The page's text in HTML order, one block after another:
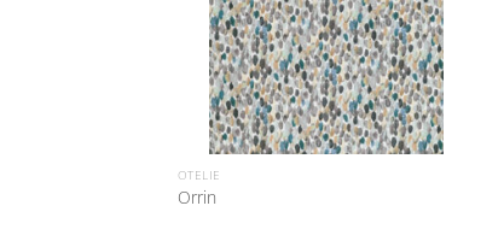
OTELIE
Orrin